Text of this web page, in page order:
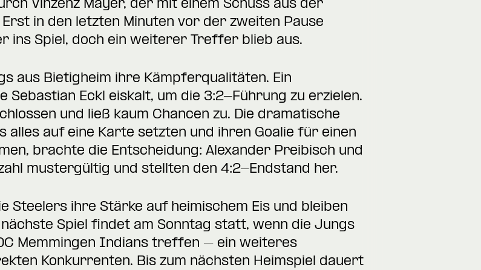
Vinzenz Mayer, der mit einem Schuss aus der
in den letzten Minuten vor der zweiten Pause
ins Spiel, doch ein weiterer Treffer blieb aus.
aus Bietigheim ihre Kämpferqualitäten. Ein
Sebastian Eckl eiskalt, um die 3:2-Führung zu erzielen.
und ließ kaum Chancen zu. Die dramatische
alles auf eine Karte setzten und ihren Goalie für einen
brachte die Entscheidung: Alexander Preibisch und
mustergültig und stellten den 4:2-Endstand her.
Steelers ihre Stärke auf heimischem Eis und bleiben
Spiel findet am Sonntag statt, wenn die Jungs
Memmingen Indians treffen – ein weiteres
Konkurrenten. Bis zum nächsten Heimspiel dauert